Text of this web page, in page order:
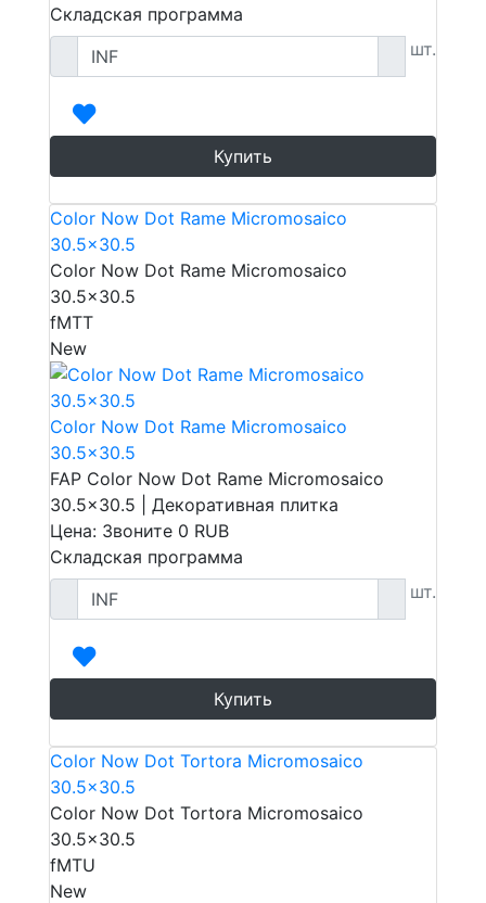
Складская программа
шт.
Купить
Color Now Dot Rame Micromosaico
30.5x30.5
Color Now Dot Rame Micromosaico
30.5x30.5
fMTT
New
Color Now Dot Rame Micromosaico
30.5x30.5
FAP Color Now Dot Rame Micromosaico
30.5x30.5 | Декоративная плитка
Цена: Звоните 0 RUB
Складская программа
шт.
Купить
Color Now Dot Tortora Micromosaico
30.5x30.5
Color Now Dot Tortora Micromosaico
30.5x30.5
fMTU
New